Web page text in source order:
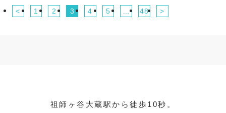
なるドライマウスも、 ネバつきの原因の1
要チェック！ 「いつも以上にネバつきの
外科処置（抜歯など）に深く関わってきま
< 1 2 3 4 5 … 48 >
祖師ヶ谷大蔵駅から徒歩10秒。